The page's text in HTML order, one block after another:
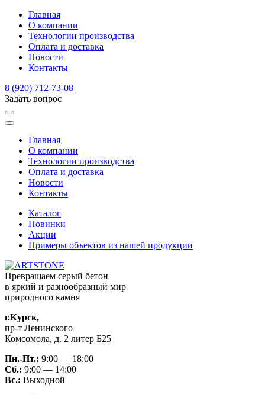
Главная
О компании
Технологии производства
Оплата и доставка
Новости
Контакты
8 (920) 712-73-08
Задать вопрос
Главная
О компании
Технологии производства
Оплата и доставка
Новости
Контакты
Каталог
Новинки
Акции
Примеры объектов из нашей продукции
Превращаем серый бетон
в яркий и разнообразный мир
природного камня
г.Курск,
пр-т Ленинского
Комсомола, д. 2 литер Б25
Пн.-Пт.: 9:00 — 18:00
Сб.: 9:00 — 14:00
Вс.: Выходной